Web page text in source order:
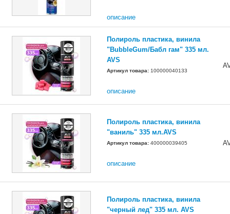
описание
Полироль пластика, винила
"BubbleGum/Бабл гам" 335 мл.
AVS
Артикул товара: 100000040133
описание
Полироль пластика, винила
"ваниль" 335 мл.AVS
Артикул товара: 400000039405
описание
Полироль пластика, винила
"черный лед" 335 мл. AVS